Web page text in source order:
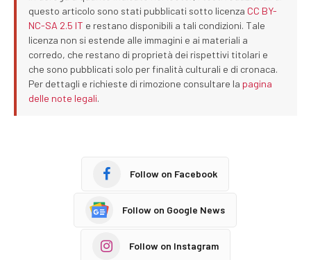
questo articolo sono stati pubblicati sotto licenza CC BY-
NC-SA 2.5 IT e restano disponibili a tali condizioni. Tale
licenza non si estende alle immagini e ai materiali a
corredo, che restano di proprietà dei rispettivi titolari e
che sono pubblicati solo per finalità culturali e di cronaca.
Per dettagli e richieste di rimozione consultare la pagina
delle note legali.
Follow on Facebook
Follow on Google News
Follow on Instagram